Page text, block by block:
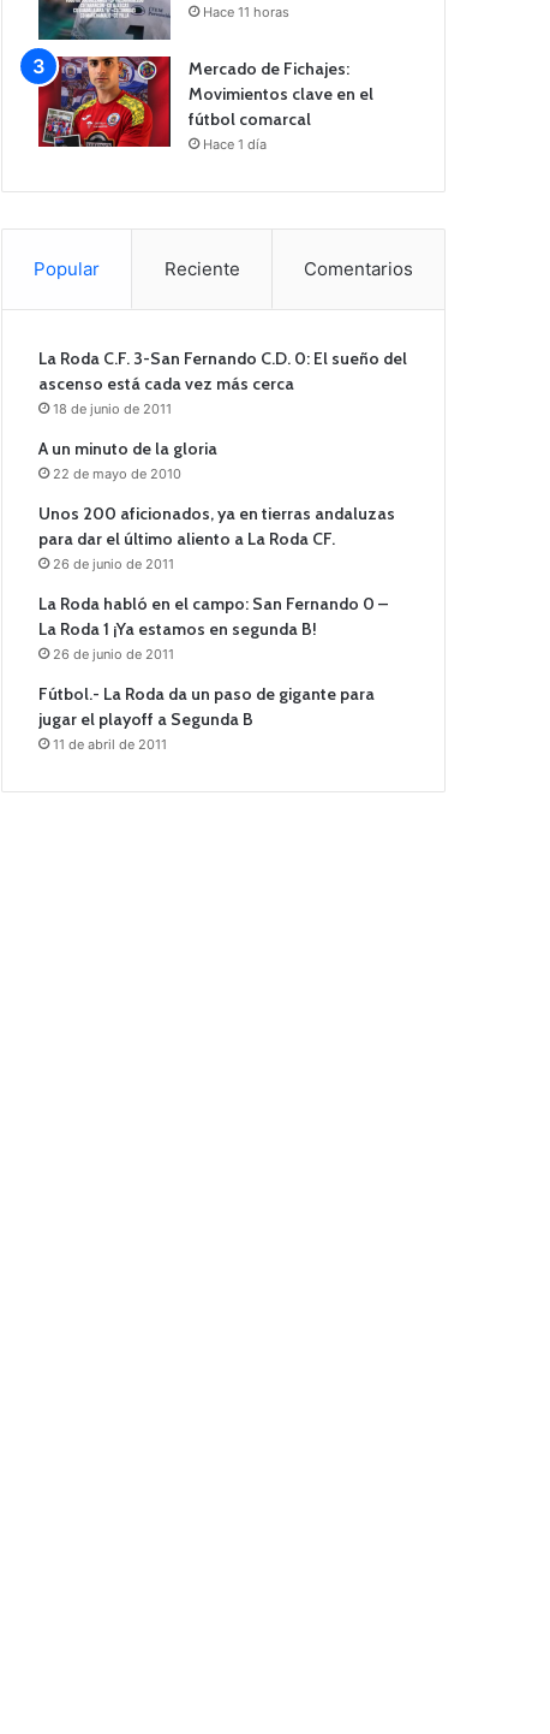
Hace 11 horas
Mercado de Fichajes:
Movimientos clave en el
fútbol comarcal
Hace 1 día
Popular Reciente Comentarios
La Roda C.F. 3-San Fernando C.D. 0: El sueño del
ascenso está cada vez más cerca
18 de junio de 2011
A un minuto de la gloria
22 de mayo de 2010
Unos 200 aficionados, ya en tierras andaluzas
para dar el último aliento a La Roda CF.
26 de junio de 2011
La Roda habló en el campo: San Fernando 0 –
La Roda 1 ¡Ya estamos en segunda B!
26 de junio de 2011
Fútbol.- La Roda da un paso de gigante para
jugar el playoff a Segunda B
11 de abril de 2011